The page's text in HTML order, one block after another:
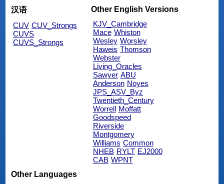
汉语
CUV CUV_Strongs
CUVS
CUVS_Strongs
Other English Versions
KJV_Cambridge
Mace Whiston
Wesley Worsley
Haweis Thomson
Webster
Living_Oracles
Sawyer ABU
Anderson Noyes
JPS_ASV_Byz
Twentieth_Century
Worrell
Moffatt
Goodspeed
Riverside
Montgomery
Williams Common
NHEB RYLT EJ2000
CAB WPNT
Other Languages